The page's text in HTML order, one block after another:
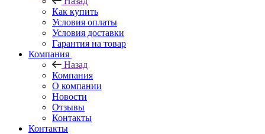
Как купить
Условия оплаты
Условия доставки
Гарантия на товар
Компания
Назад
Компания
О компании
Новости
Отзывы
Контакты
Контакты